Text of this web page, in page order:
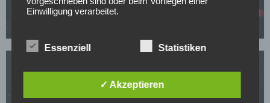
feststehen!
Einwilligung verarbeitet.
technische Sicherheitsmaßnahmen entsprechend dem
Stand der Technik, um sicher zu stellen, dass die
werden und um damit die durch uns verarbeiteten
Daten gegen zufällige oder vorsätzliche
Manipulationen, Verlust, Zerstörung oder gegen den
Essenziell Statistiken
✓ Akzeptieren